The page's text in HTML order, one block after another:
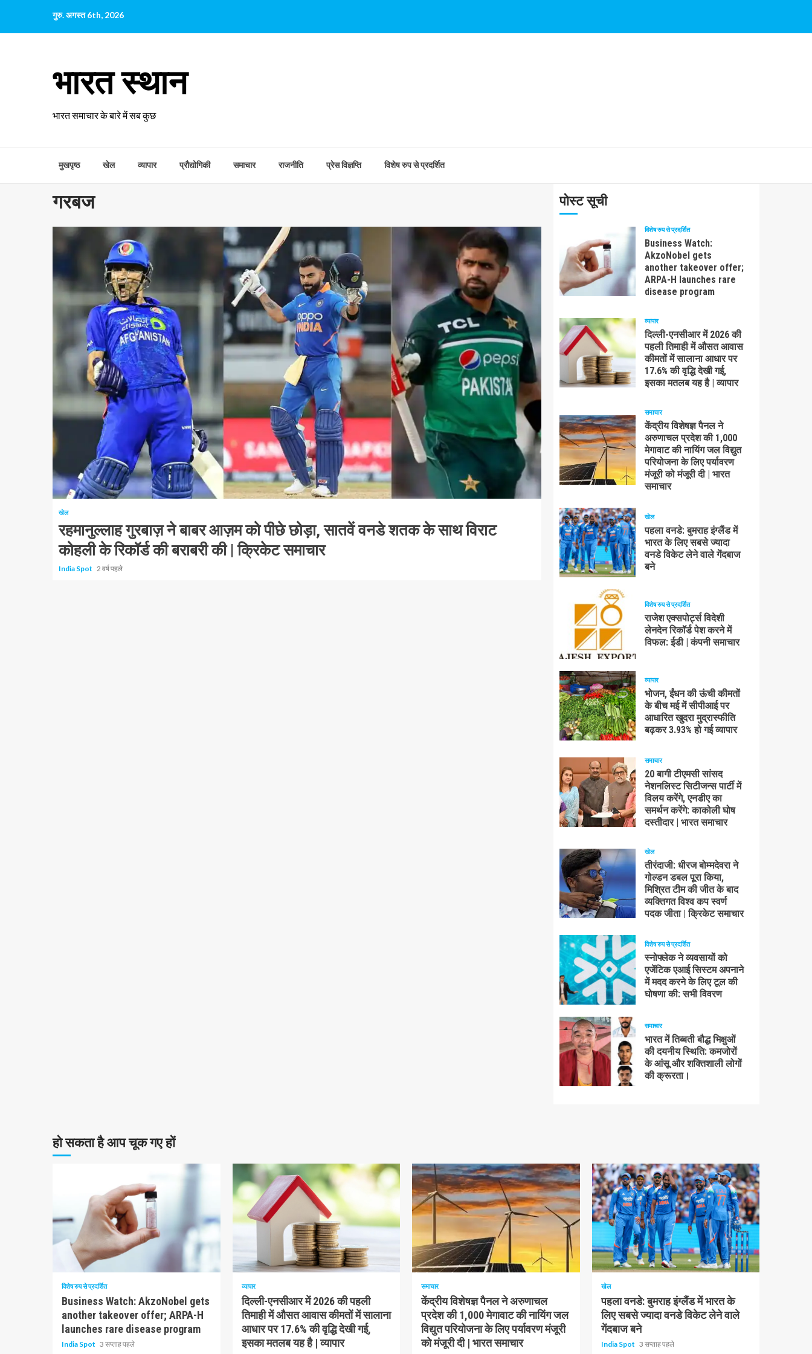
पर
गुरु. अगस्त 6th, 2026
भारत स्थान
भारत समाचार के बारे में सब कुछ
मुखपृष्ठ खेल व्यापार प्रौद्योगिकी समाचार राजनीति प्रेस विज्ञप्ति विशेष रुप से प्रदर्शित
गरबज
1 न्यूनतम पढ़ा
खेल
रहमानुल्लाह गुरबाज़ ने बाबर आज़म को पीछे छोड़ा, सातवें वनडे शतक के साथ विराट
कोहली के रिकॉर्ड की बराबरी की | क्रिकेट समाचार
India Spot 2 वर्ष पहले
पोस्ट सूची
विशेष रुप से प्रदर्शित
Business Watch:
AkzoNobel gets
another takeover offer;
ARPA-H launches rare
disease program
व्यापार
दिल्ली-एनसीआर में 2026 की
पहली तिमाही में औसत आवास
कीमतों में सालाना आधार पर
17.6% की वृद्धि देखी गई,
इसका मतलब यह है | व्यापार
समाचार
केंद्रीय विशेषज्ञ पैनल ने
अरुणाचल प्रदेश की 1,000
मेगावाट की नायिंग जल विद्युत
परियोजना के लिए पर्यावरण
मंजूरी को मंजूरी दी | भारत
समाचार
खेल
पहला वनडे: बुमराह इंग्लैंड में
भारत के लिए सबसे ज्यादा
वनडे विकेट लेने वाले गेंदबाज
बने
विशेष रुप से प्रदर्शित
राजेश एक्सपोर्ट्स विदेशी
लेनदेन रिकॉर्ड पेश करने में
विफल: ईडी | कंपनी समाचार
व्यापार
भोजन, ईंधन की ऊंची कीमतों
के बीच मई में सीपीआई पर
आधारित खुदरा मुद्रास्फीति
बढ़कर 3.93% हो गई व्यापार
समाचार
20 बागी टीएमसी सांसद
नेशनलिस्ट सिटीजन्स पार्टी में
विलय करेंगे, एनडीए का
समर्थन करेंगे: काकोली घोष
दस्तीदार | भारत समाचार
खेल
तीरंदाजी: धीरज बोम्मदेवरा ने
गोल्डन डबल पूरा किया,
मिश्रित टीम की जीत के बाद
व्यक्तिगत विश्व कप स्वर्ण
पदक जीता | क्रिकेट समाचार
विशेष रुप से प्रदर्शित
स्नोफ्लेक ने व्यवसायों को
एजेंटिक एआई सिस्टम अपनाने
में मदद करने के लिए टूल की
घोषणा की: सभी विवरण
समाचार
भारत में तिब्बती बौद्ध भिक्षुओं
की दयनीय स्थिति: कमजोरों
के आंसू और शक्तिशाली लोगों
की क्रूरता।
हो सकता है आप चूक गए हों
10 न्यूनतम पढ़ा
विशेष रुप से प्रदर्शित
Business Watch: AkzoNobel gets
another takeover offer; ARPA-H
launches rare disease program
India Spot 3 सप्ताह पहले
व्यापार
दिल्ली-एनसीआर में 2026 की पहली
तिमाही में औसत आवास कीमतों में सालाना
आधार पर 17.6% की वृद्धि देखी गई,
इसका मतलब यह है | व्यापार
1 न्यूनतम पढ़ा
समाचार
केंद्रीय विशेषज्ञ पैनल ने अरुणाचल
प्रदेश की 1,000 मेगावाट की नायिंग जल
विद्युत परियोजना के लिए पर्यावरण मंजूरी
को मंजूरी दी | भारत समाचार
1 न्यूनतम पढ़ा
खेल
पहला वनडे: बुमराह इंग्लैंड में भारत के
लिए सबसे ज्यादा वनडे विकेट लेने वाले
गेंदबाज बने
India Spot 3 सप्ताह पहले